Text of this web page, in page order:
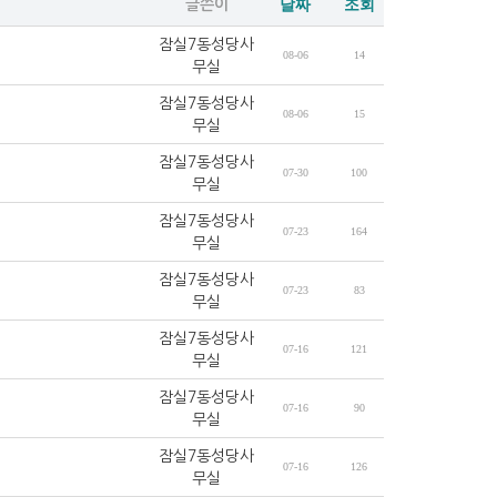
글쓴이 날짜 조회
잠실7동성당사
무실
08-06 14
잠실7동성당사
무실
08-06 15
잠실7동성당사
무실
07-30 100
잠실7동성당사
무실
07-23 164
잠실7동성당사
무실
07-23 83
잠실7동성당사
무실
07-16 121
잠실7동성당사
무실
07-16 90
잠실7동성당사
무실
07-16 126